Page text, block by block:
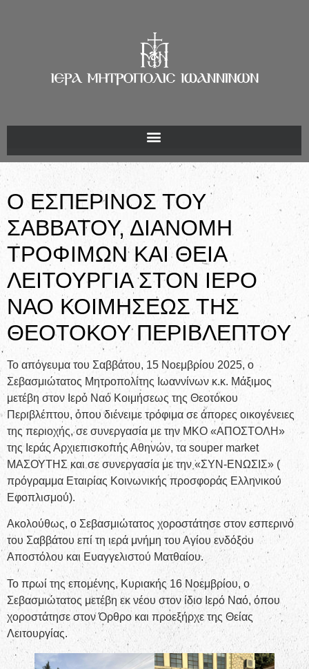
Ο ΕΣΠΕΡΙΝΟΣ ΤΟΥ
ΣΑΒΒΑΤΟΥ, ΔΙΑΝΟΜΗ
ΤΡΟΦΙΜΩΝ ΚΑΙ ΘΕΙΑ
ΛΕΙΤΟΥΡΓΙΑ ΣΤΟΝ ΙΕΡΟ
ΝΑΟ ΚΟΙΜΗΣΕΩΣ ΤΗΣ
ΘΕΟΤΟΚΟΥ ΠΕΡΙΒΛΕΠΤΟΥ
Το απόγευμα του Σαββάτου, 15 Νοεμβρίου 2025, ο
Σεβασμιώτατος Μητροπολίτης Ιωαννίνων κ.κ. Μάξιμος
μετέβη στον Ιερό Ναό Κοιμήσεως της Θεοτόκου
Περιβλέπτου, όπου διένειμε τρόφιμα σε άπορες οικογένειες
της περιοχής, σε συνεργασία με την ΜΚΟ «ΑΠΟΣΤΟΛΗ»
της Ιεράς Αρχιεπισκοπής Αθηνών, τα souper market
ΜΑΣΟΥΤΗΣ και σε συνεργασία με την «ΣΥΝ-ΕΝΩΣΙΣ» (
πρόγραμμα Εταιρίας Κοινωνικής προσφοράς Ελληνικού
Εφοπλισμού).
Ακολούθως, ο Σεβασμιώτατος χοροστάτησε στον εσπερινό
του Σαββάτου επί τη ιερά μνήμη του Αγίου ενδόξου
Αποστόλου και Ευαγγελιστού Ματθαίου.
Το πρωί της επομένης, Κυριακής 16 Νοεμβρίου, ο
Σεβασμιώτατος μετέβη εκ νέου στον ίδιο Ιερό Ναό, όπου
χοροστάτησε στον Όρθρο και προεξήρχε της Θείας
Λειτουργίας.